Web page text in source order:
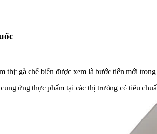
gà chế biến được xem là bước tiến mới
ứng thực phẩm tại các thị trường có tiêu